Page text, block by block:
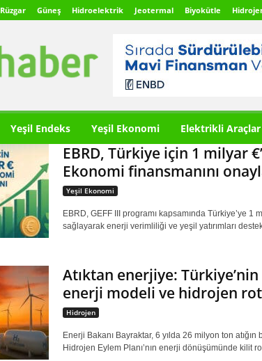
Rüzgar Güneş Hidroelektrik Jeotermal Biyokütle
Yeşil Endeks Yeşil Ekonomi Elektrikli Araçlar
EBRD, Türkiye için 1 milyar
Ekonomi finansmanını
Yeşil Ekonomi
EBRD, GEFF III programı kapsamında Türkiye’ye 1
sağlayarak enerji verimliliği ve yeşil yatırımları
Atıktan enerjiye:
enerji modeli ve hidrojen
Hidrojen
Enerji Bakanı Bayraktar, 6 yılda 26 milyon ton
Hidrojen Eylem Planı’nın enerji dönüşümünde kilit rol